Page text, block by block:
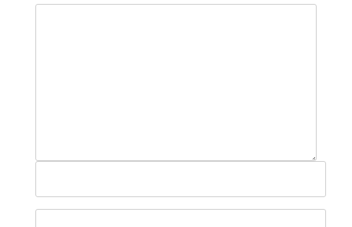
Уведомлять меня о новых